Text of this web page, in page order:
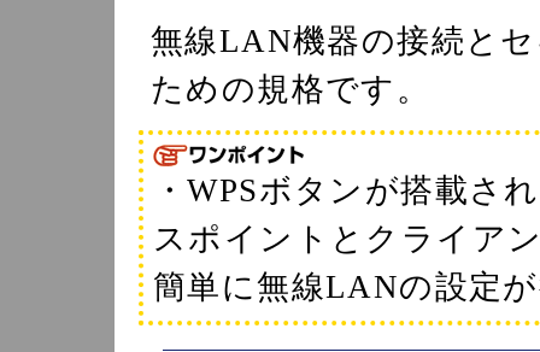
無線LAN機器の接続と
ための規格です。
・WPSボタンが搭載さ
スポイントとクライア
簡単に無線LANの設定